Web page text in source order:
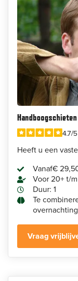
4.7/
Heeft u een
Vanaf€
Voor 20+ t/
Duur: 1
Te
overnachting
Vraag